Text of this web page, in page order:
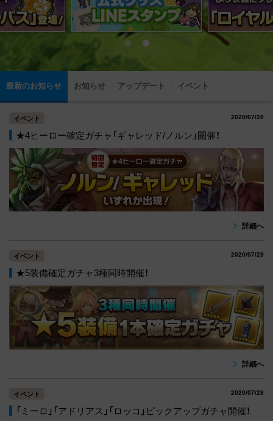
最新のお知らせ お知らせ アップデート イベント
イベント 2020/07/28
★4ヒーロー確定ガチャ「ギャレッド/ノルン」開催！
詳細へ
イベント 2020/07/28
★5装備確定ガチャ3種同時開催！
詳細へ
イベント 2020/07/28
「ミーロ」「アドリアス」「ロッコ」ピックアップガチャ開催！